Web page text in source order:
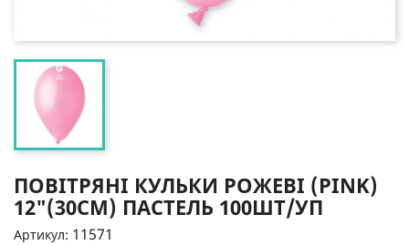
ПОВІТРЯНІ КУЛЬКИ РОЖЕВІ (PINK)
12"(30СМ) ПАСТЕЛЬ 100ШТ/УП
Артикул: 11571